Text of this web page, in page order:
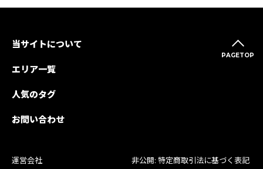
PAGETOP
当サイトについて
エリア一覧
人気のタグ
お問い合わせ
運営会社 非公開: 特定商取引法に基づく表記